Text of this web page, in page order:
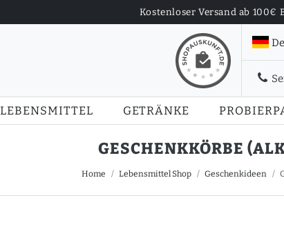
Kostenloser Versand ab 100€
LEBENSMITTEL GETRÄNKE
GESCHENKKÖRBE
Home Lebensmittel Shop Geschenkideen